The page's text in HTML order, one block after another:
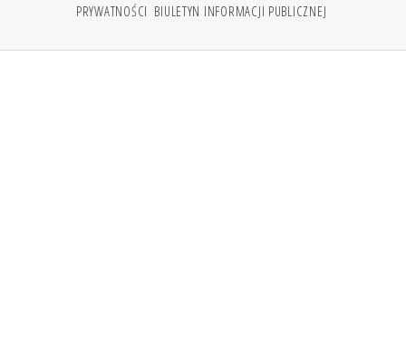
PRYWATNOŚCI BIULETYN INFORMACJI PUBLICZNEJ